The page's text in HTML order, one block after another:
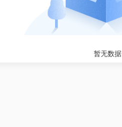
暂无数据